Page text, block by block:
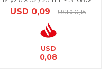
USD 0,09 USD 0,15
USD
0,08